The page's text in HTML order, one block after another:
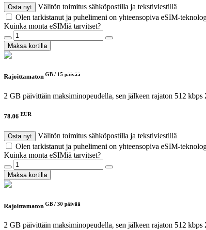
Osta nyt
Välitön toimitus sähköpostilla ja tekstiviestillä
Olen tarkistanut ja puhelimeni on yhteensopiva eSIM-
Kuinka monta eSIMiä tarvitset?
Maksa kortilla
Rajoittamaton GB / 15 päivää
2 GB päivittäin maksiminopeudella, sen jälkeen rajaton 512 kbps
78.06 EUR
Osta nyt
Välitön toimitus sähköpostilla ja tekstiviestillä
Olen tarkistanut ja puhelimeni on yhteensopiva eSIM-
Kuinka monta eSIMiä tarvitset?
Maksa kortilla
Rajoittamaton GB / 30 päivää
2 GB päivittäin maksiminopeudella, sen jälkeen rajaton 512 kbps